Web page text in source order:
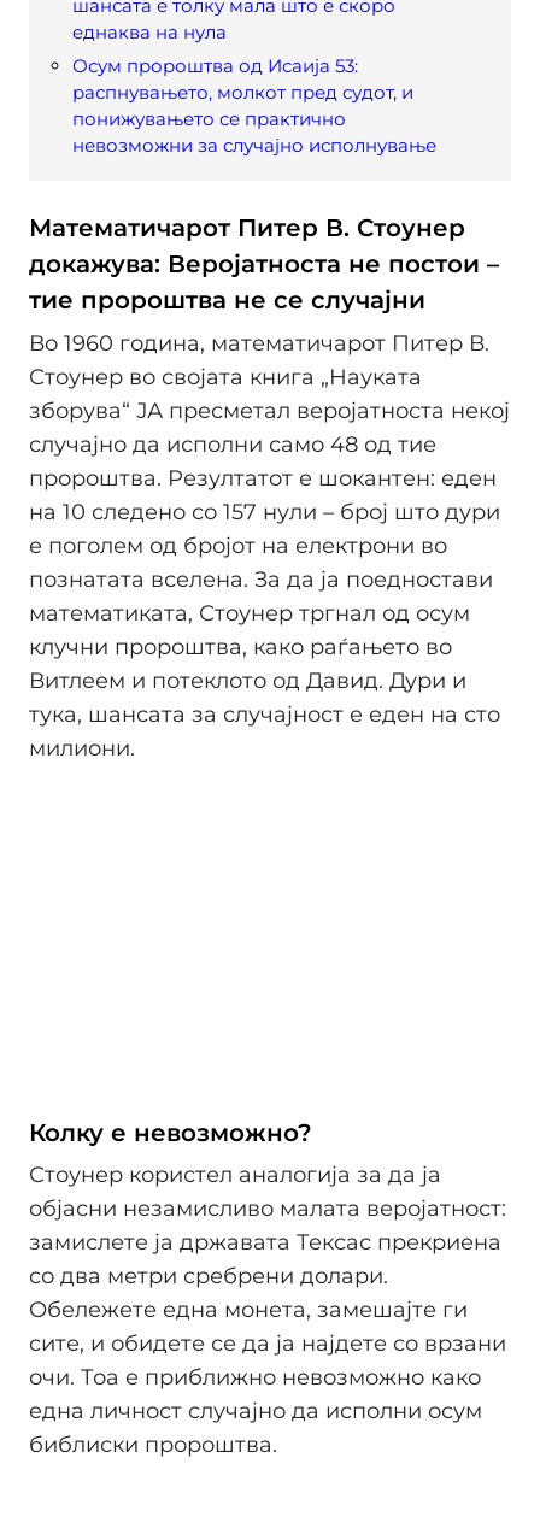
шансата е толку мала што е скоро
еднаква на нула
Осум пророштва од Исаија 53:
распнувањето, молкот пред судот, и
понижувањето се практично
невозможни за случајно исполнување
Математичарот Питер В. Стоунер
докажува: Веројатноста не постои –
тие пророштва не се случајни
Во 1960 година, математичарот Питер В.
Стоунер во својата книга „Науката
зборува“ ЈА пресметал веројатноста некој
случајно да исполни само 48 од тие
пророштва. Резултатот е шокантен: еден
на 10 следено со 157 нули – број што дури
е поголем од бројот на електрони во
познатата вселена. За да ја поедностави
математиката, Стоунер тргнал од осум
клучни пророштва, како раѓањето во
Витлеем и потеклото од Давид. Дури и
тука, шансата за случајност е еден на сто
милиони.
Колку е невозможно?
Стоунер користел аналогија за да ја
објасни незамисливо малата веројатност:
замислете ја државата Тексас прекриена
со два метри сребрени долари.
Обележете една монета, замешајте ги
сите, и обидете се да ја најдете со врзани
очи. Тоа е приближно невозможно како
една личност случајно да исполни осум
библиски пророштва.